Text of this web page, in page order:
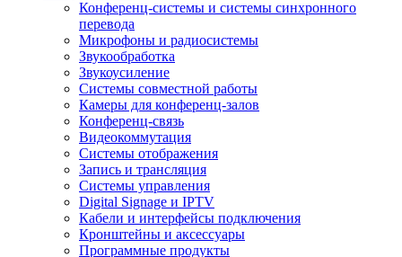
Конференц-системы и системы синхронного
перевода
Микрофоны и радиосистемы
Звукообработка
Звукоусиление
Системы совместной работы
Камеры для конференц-залов
Конференц-связь
Видеокоммутация
Системы отображения
Запись и трансляция
Системы управления
Digital Signage и IPTV
Кабели и интерфейсы подключения
Кронштейны и аксессуары
Программные продукты